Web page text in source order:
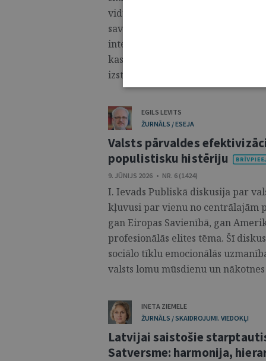
viduslaikos, tās attieksmi pret
savdabīgo pārvaldes iekārtu, kas
intervijā lasiet par seno velsiešu
kas ir viena no retajām ķeltu
izstrādā likumus Velsas
EGILS LEVITS
ŽURNĀLS / ESEJA
Valsts pārvaldes
populistisku histēriju
9. JŪNIJS 2026 • NR. 6 (1424)
I. Ievads Publiskā diskusija par
kļuvusi par vienu no centrālajām
gan Eiropas Savienībā, gan
profesionālās elites tēma. Šī
sociālo tīklu emocionālās
valsts lomu mūsdienu un
INETA ZIEMELE
ŽURNĀLS / SKAIDROJUMI. VIEDOKĻI
Latvijai saistošie
Satversme: harmonija,